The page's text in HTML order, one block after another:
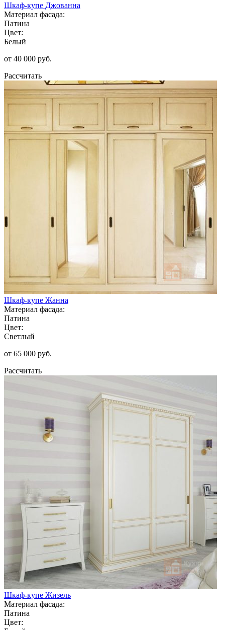
Шкаф-купе Джованна
Материал фасада:
Патина
Цвет:
Белый
от 40 000 руб.
Рассчитать
Шкаф-купе Жанна
Материал фасада:
Патина
Цвет:
Светлый
от 65 000 руб.
Рассчитать
Шкаф-купе Жизель
Материал фасада:
Патина
Цвет: